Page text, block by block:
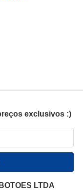
exclusivos :)
LTDA